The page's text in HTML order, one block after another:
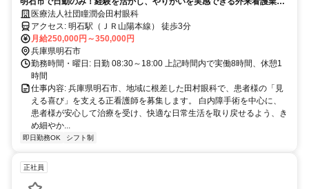
であなたらしく輝きませんか。
医療法人社団瞳潤会田村眼科
アクセス: 明石駅（ＪＲ山陽本線） 徒歩3分
月給250,000円～350,000円
兵庫県明石市
勤務時間・曜日: 日勤 08:30～18:00 上記時間内で実働8時間、休憩1
時間
仕事内容: 兵庫県明石市、地域に根差した田村眼科で、患者様の「見
える喜び」を支える正看護師を募集します。 白内障手術を中心に、
患者様が安心して治療を受け、快適な日常生活を取り戻せるよう、き
め細やか...
即日勤務OK シフト制
正社員